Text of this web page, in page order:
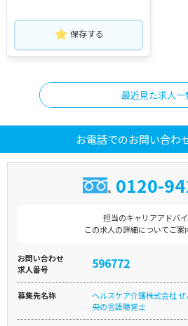
保存する
最近見た求人一
お電話でのお問い合わ
0120-
担当のキャリアアドバ
この求人の詳細についてご案
お問い合わせ
求人番号
596772
募集先名称
ヘルスケア介護株式会社
央の言語聴覚士